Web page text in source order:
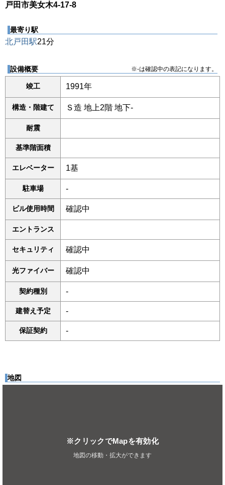
戸田市美女木4-17-8
最寄り駅
北戸田駅21分
設備概要 ※-は確認中の表記になります。
竣工 1991年
構造・階建て Ｓ造 地上2階 地下-
耐震
基準階面積
エレベーター 1基
駐車場 -
ビル使用時間 確認中
エントランス
セキュリティ 確認中
光ファイバー 確認中
契約種別 -
建替え予定 -
保証契約 -
地図
※クリックでMapを有効化
地図の移動・拡大ができます